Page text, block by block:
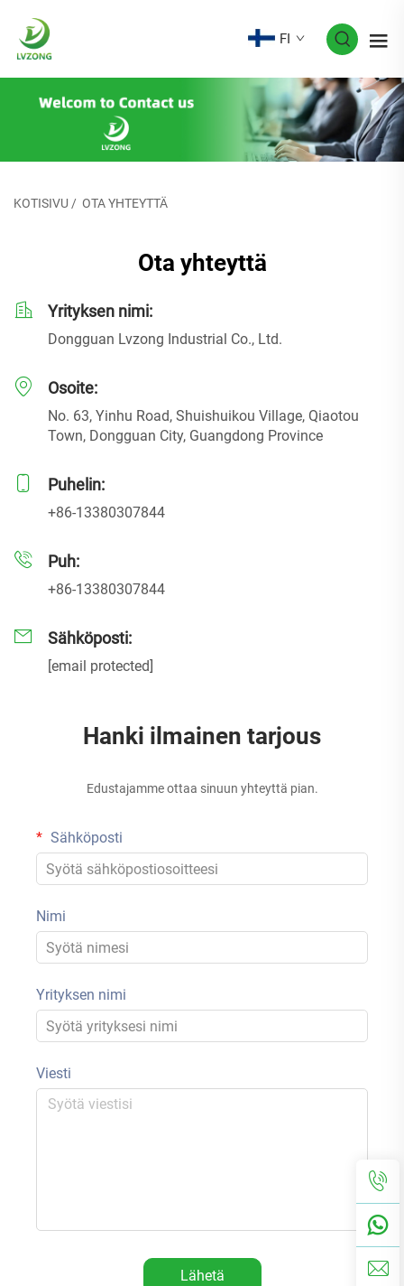
FI
KOTISIVU/ OTA YHTEYTTÄ
Ota yhteyttä
Yrityksen nimi:
Dongguan Lvzong Industrial Co., Ltd.
Osoite:
No. 63, Yinhu Road, Shuishuikou Village, Qiaotou
Town, Dongguan City, Guangdong Province
Puhelin:
+86-13380307844
Puh:
+86-13380307844
Sähköposti:
[email protected]
Hanki ilmainen tarjous
Edustajamme ottaa sinuun yhteyttä pian.
Sähköposti
Nimi
Yrityksen nimi
Viesti
Lähetä